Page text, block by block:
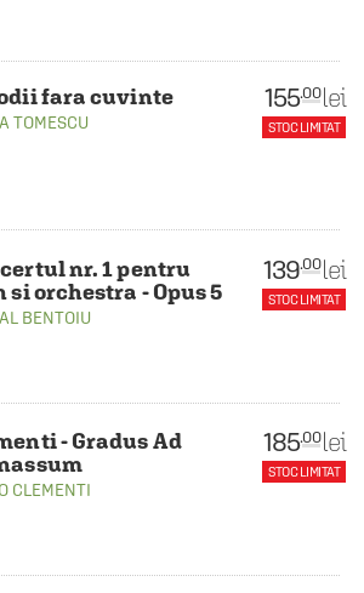
fara cuvinte
TOMESCU
155.00 lei
STOC LIMITAT
nr. 1 pentru
si orchestra - Opus 5
BENTOIU
139.00 lei
STOC LIMITAT
- Gradus Ad
CLEMENTI
185.00 lei
STOC LIMITAT